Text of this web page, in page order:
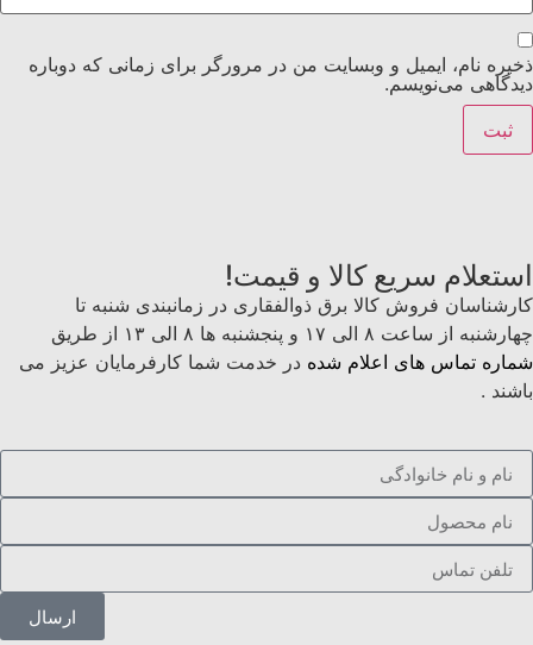
ذخیره نام، ایمیل و وبسایت من در مرورگر برای زمانی که دوباره
دیدگاهی می‌نویسم.
استعلام سریع کالا و قیمت!
کارشناسان فروش کالا برق ذوالفقاری در زمانبندی شنبه تا
چهارشنبه از ساعت ۸ الی ۱۷ و پنجشنبه ها ۸ الی ۱۳ از طریق
شماره تماس های اعلام شده در خدمت شما کارفرمایان عزیز می
باشند .
ارسال